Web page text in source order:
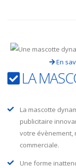
En
LA
La mascotte
publicitaire
votre évènement,
commerciale.
Une forme